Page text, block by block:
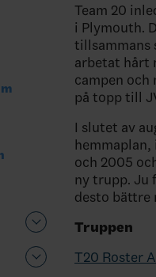
Team 20
i Plymouth.
tillsammans
arbetat hårt
campen och
på topp till
I slutet av
och 2005
ny trupp. Ju
desto bättre
Truppen
T20 Roster